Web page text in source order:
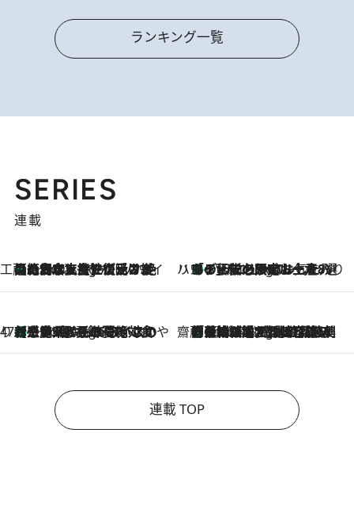
ランキング一覧
SERIES
連載
工藤まやのおもてなしハワイ
5 Hours Ago
【ハワイ土産】ローカルの絶大な支持で復活！ 絶品の幻クッキー《元ファンの日本人女性が受け継いだ名店》 ハワイ賢者 リサのお気に入りリスト5 Hours Ago
あの伝説の限定トートも！ リニューアルした「ディーン＆デルーカ ハワイ」で必須のお土産8選
47都道府県の手みやげ ひんやりスイーツで夏を満喫
5 Hours Ago
【三重県】この夏絶対食べたい 冷やしておいしいおやつ3選 お餅×アイスの新感覚スイーツ 齋藤 薫 美容脳ルネサンス
5 Hours Ago
「荷物が増えるほど旅ストレスは増す」美容ジャーナリストがたどり着いた最終結論。“化粧品を劇的に減らす”感動の凝縮美容とは
連載 TOP